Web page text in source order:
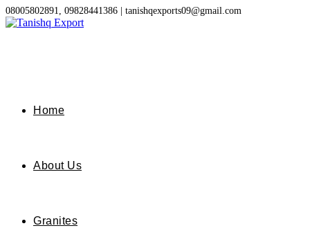
Skip
to
08005802891, 09828441386 | tanishqexports09@gmail.com
Home
About Us
Granites